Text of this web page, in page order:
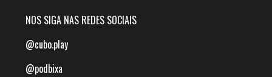
NOS SIGA NAS REDES SOCIAIS
@cubo.play
@podbixa